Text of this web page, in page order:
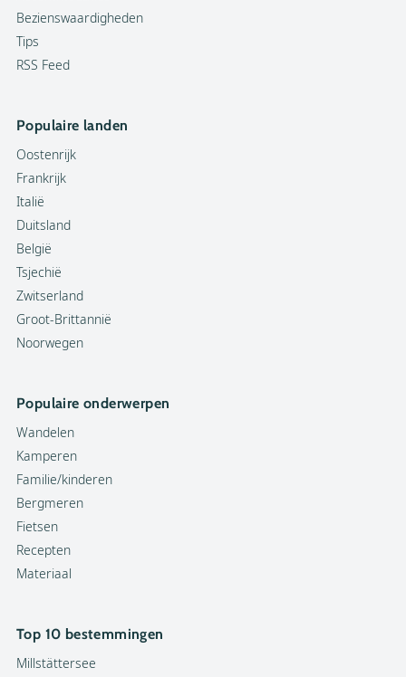
Bezienswaardigheden
Tips
RSS Feed
Populaire landen
Oostenrijk
Frankrijk
Italië
Duitsland
België
Tsjechië
Zwitserland
Groot-Brittannië
Noorwegen
Populaire onderwerpen
Wandelen
Kamperen
Familie/kinderen
Bergmeren
Fietsen
Recepten
Materiaal
Top 10 bestemmingen
Millstättersee